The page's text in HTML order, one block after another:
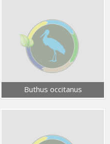
Buthus occitanus